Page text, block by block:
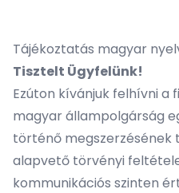
Tájékoztatás magyar
Tisztelt Ügyfelünk!
Ezúton kívánjuk felhívni a
magyar állampolgárság
történő megszerzésének
alapvető törvényi
kommunikációs szinten